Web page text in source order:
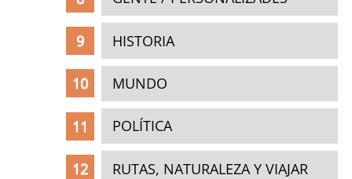
HISTORIA
MUNDO
POLÍTICA
RUTAS, NATURALEZA Y VIAJAR